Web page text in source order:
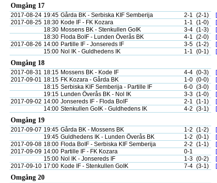
Omgång 17
2017-08-24 19:45 Gårda BK - Serbiska KIF Semberija 2-1 (2-1)
2017-08-25 18:30 Kode IF - FK Kozara 1-1 (1-0)
18:30 Mossens BK - Stenkullen GoIK 3-4 (1-3)
18:30 Floda BoIF - Lunden Överås BK 4-1 (2-0)
2017-08-26 14:00 Partille IF - Jonsereds IF 3-5 (1-2)
15:00 Nol IK - Guldhedens IK 1-1 (0-1)
Omgång 18
2017-08-31 18:15 Mossens BK - Kode IF 4-4 (0-3)
2017-09-01 18:15 FK Kozara - Gårda BK 1-0 (0-0)
18:15 Serbiska KIF Semberija - Partille IF 6-0 (3-0)
19:15 Lunden Överås BK - Nol IK 3-3 (1-0)
2017-09-02 14:00 Jonsereds IF - Floda BoIF 2-1 (1-1)
14:00 Stenkullen GoIK - Guldhedens IK 4-2 (3-1)
Omgång 19
2017-09-07 19:45 Gårda BK - Mossens BK 1-2 (1-2)
19:45 Guldhedens IK - Lunden Överås BK 1-2 (0-1)
2017-09-08 18:00 Floda BoIF - Serbiska KIF Semberija 2-2 (1-1)
2017-09-09 14:00 Partille IF - FK Kozara 0-1
15:00 Nol IK - Jonsereds IF 1-3 (0-2)
2017-09-10 17:00 Kode IF - Stenkullen GoIK 7-4 (3-1)
Omgång 20